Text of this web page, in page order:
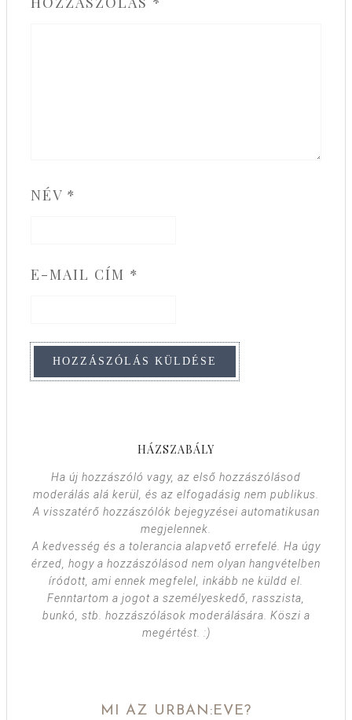
NÉV *
E-MAIL CÍM *
HÁZSZABÁLY
Ha új hozzászóló vagy, az első hozzászólásod
moderálás alá kerül, és az elfogadásig nem publikus.
A visszatérő hozzászólók bejegyzései automatikusan
megjelennek.
A kedvesség és a tolerancia alapvető errefelé. Ha úgy
érzed, hogy a hozzászólásod nem olyan hangvételben
íródott, ami ennek megfelel, inkább ne küldd el.
Fenntartom a jogot a személyeskedő, rasszista,
bunkó, stb. hozzászólások moderálására. Köszi a
megértést. :)
MI AZ URBAN:EVE?